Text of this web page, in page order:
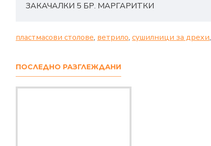
ЗАКАЧАЛКИ 5 БР. МАРГАРИТКИ
пластмасови столове, ветрило, сушилници за дрехи,
ПОСЛЕДНО РАЗГЛЕЖДАНИ